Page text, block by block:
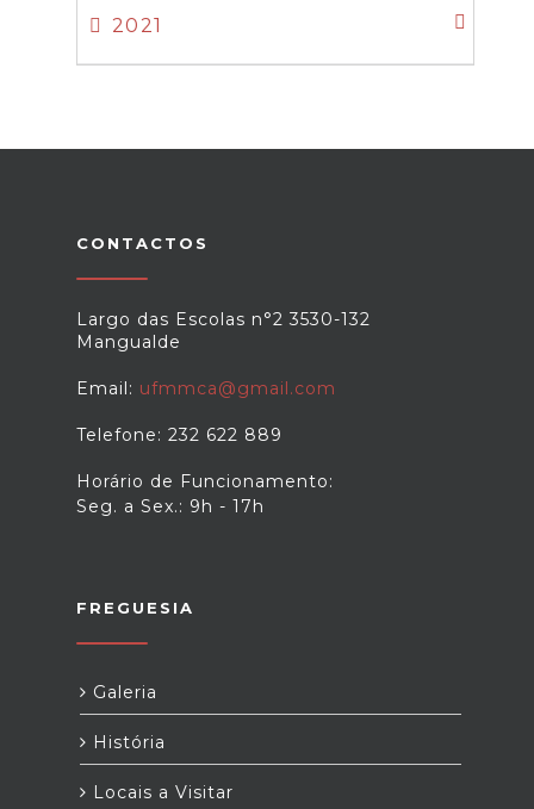
2021
CONTACTOS
Largo das Escolas n°2 3530-132
Mangualde
Email: ufmmca@gmail.com
Telefone: 232 622 889
Horário de Funcionamento:
Seg. a Sex.: 9h - 17h
FREGUESIA
Galeria
História
Locais a Visitar